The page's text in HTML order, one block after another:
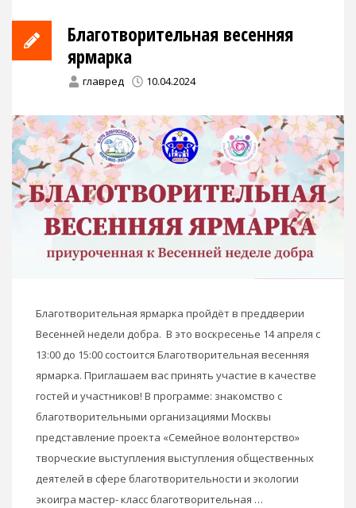
Благотворительная весенняя
ярмарка
главред 10.04.2024
Благотворительная ярмарка пройдёт в преддверии
Весенней недели добра. В это воскресенье 14 апреля с
13:00 до 15:00 состоится Благотворительная весенняя
ярмарка. Приглашаем вас принять участие в качестве
гостей и участников! В программе: знакомство с
благотворительными организациями Москвы
представление проекта «Семейное волонтерство»
творческие выступления выступления общественных
деятелей в сфере благотворительности и экологии
экоигра мастер- класс благотворительная …